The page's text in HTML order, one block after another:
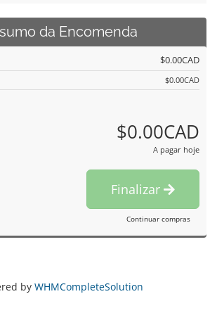
da Encomenda
$0.00CAD
$0.00CAD
$0.00CAD
A pagar hoje
Finalizar
Continuar compras
by WHMCompleteSolution